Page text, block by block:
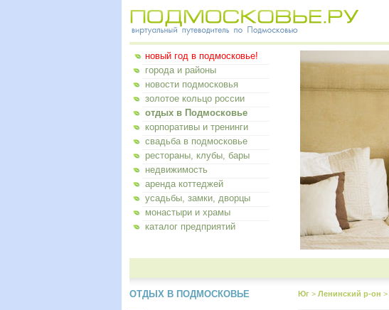
новый год в подмосковье!
города и районы
новости подмосковья
золотое кольцо россии
отдых в Подмосковье
корпоративы и тренинги
свадьба в подмосковье
рестораны, клубы, бары
недвижимость
аренда коттеджей
усадьбы, замки, дворцы
монастыри и храмы
каталог предприятий
ОТДЫХ В ПОДМОСКОВЬЕ Юг > Ленинский р-он >